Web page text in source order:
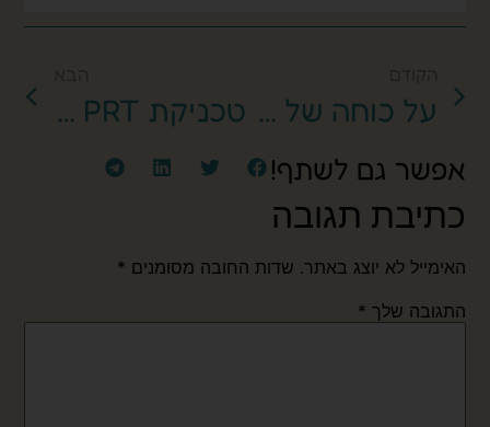
על כוחה של התודעה בתפיסת כאב (או סיפורו של המסמר במגף): טכניקת PRT לטיפול בכאב כרוני – מה זה?
אפשר גם לשתף!
כתיבת תגובה
האימייל לא יוצג באתר. שדות החובה מסומנים *
התגובה שלך *